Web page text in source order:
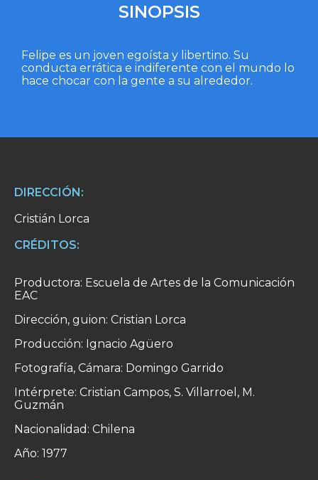
SINOPSIS
Felipe es un joven egoísta y libertino. Su
conducta errática e indiferente con el mundo lo
hace chocar con la gente a su alrededor.
DIRECCIÓN:
Cristián Lorca
CRÉDITOS:
Productora: Escuela de Artes de la Comunicación
EAC
Dirección, guion: Cristian Lorca
Producción: Ignacio Agüero
Fotografía, Cámara: Domingo Garrido
Intérprete: Cristian Campos, S. Villarroel, M.
Guzmán
Nacionalidad: Chilena
Año: 1977